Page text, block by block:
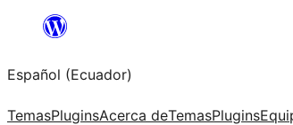
Saltar
contenido
Español (Ecuador)
TemasPluginsAcerca deTemasPlugins